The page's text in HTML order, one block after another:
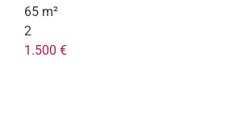
65 m²
2
1.500 €